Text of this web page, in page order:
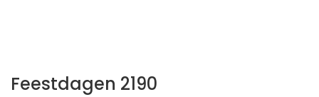
Feestdagen 2190